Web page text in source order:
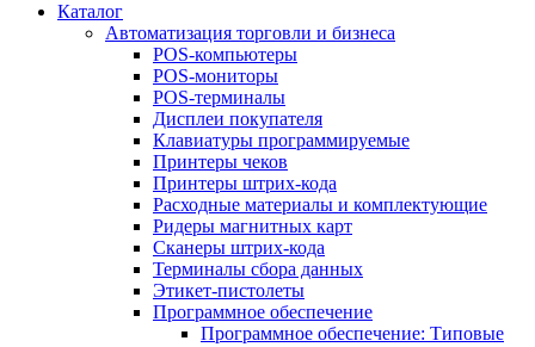
Каталог
Автоматизация торговли и бизнеса
POS-компьютеры
POS-мониторы
POS-терминалы
Дисплеи покупателя
Клавиатуры программируемые
Принтеры чеков
Принтеры штрих-кода
Расходные материалы и комплектующие
Ридеры магнитных карт
Сканеры штрих-кода
Терминалы сбора данных
Этикет-пистолеты
Программное обеспечение
Программное обеспечение: Типовые